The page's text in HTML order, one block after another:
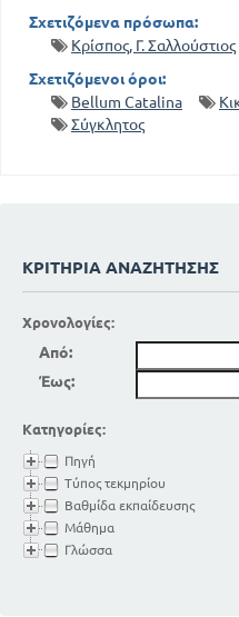
Σχετιζόμενα πρόσωπα:
Κρίσπος, Γ. Σαλλούστιος
Σχετιζόμενοι όροι:
Bellum Catalina
Σύγκλητος
ΚΡΙΤΉΡΙΑ ΑΝΑΖΉΤΗΣΗΣ
Χρονολογίες:
Από:
Έως:
Κατηγορίες:
Πηγή
Τύπος τεκμηρίου
Βαθμίδα εκπαίδευσης
Μάθημα
Γλώσσα